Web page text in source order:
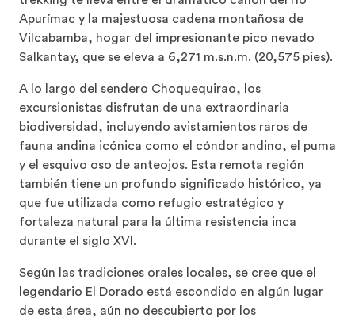
Apurímac y la majestuosa cadena montañosa de
Vilcabamba, hogar del impresionante pico nevado
Salkantay, que se eleva a 6,271 m.s.n.m. (20,575 pies).
A lo largo del sendero Choquequirao, los
excursionistas disfrutan de una extraordinaria
biodiversidad, incluyendo avistamientos raros de
fauna andina icónica como el cóndor andino, el puma
y el esquivo oso de anteojos. Esta remota región
también tiene un profundo significado histórico, ya
que fue utilizada como refugio estratégico y
fortaleza natural para la última resistencia inca
durante el siglo XVI.
Según las tradiciones orales locales, se cree que el
legendario El Dorado está escondido en algún lugar
de esta área, aún no descubierto por los